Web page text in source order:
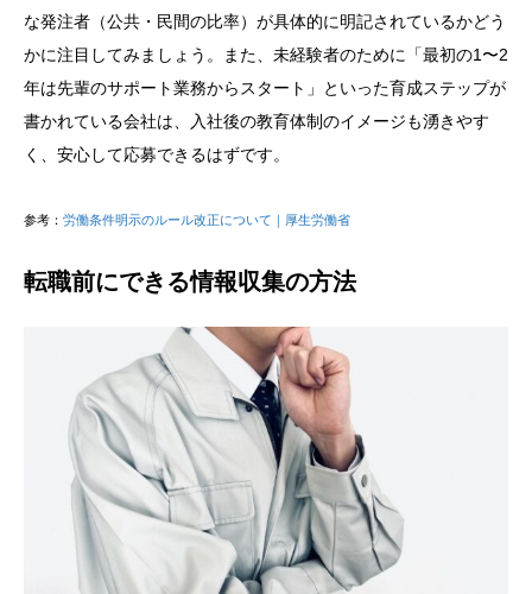
な発注者（公共・民間の比率）が具体的に明記されているかどう
かに注目してみましょう。また、未経験者のために「最初の1〜2
年は先輩のサポート業務からスタート」といった育成ステップが
書かれている会社は、入社後の教育体制のイメージも湧きやす
く、安心して応募できるはずです。
参考： 労働条件明示のルール改正について｜厚生労働省
転職前にできる情報収集の方法